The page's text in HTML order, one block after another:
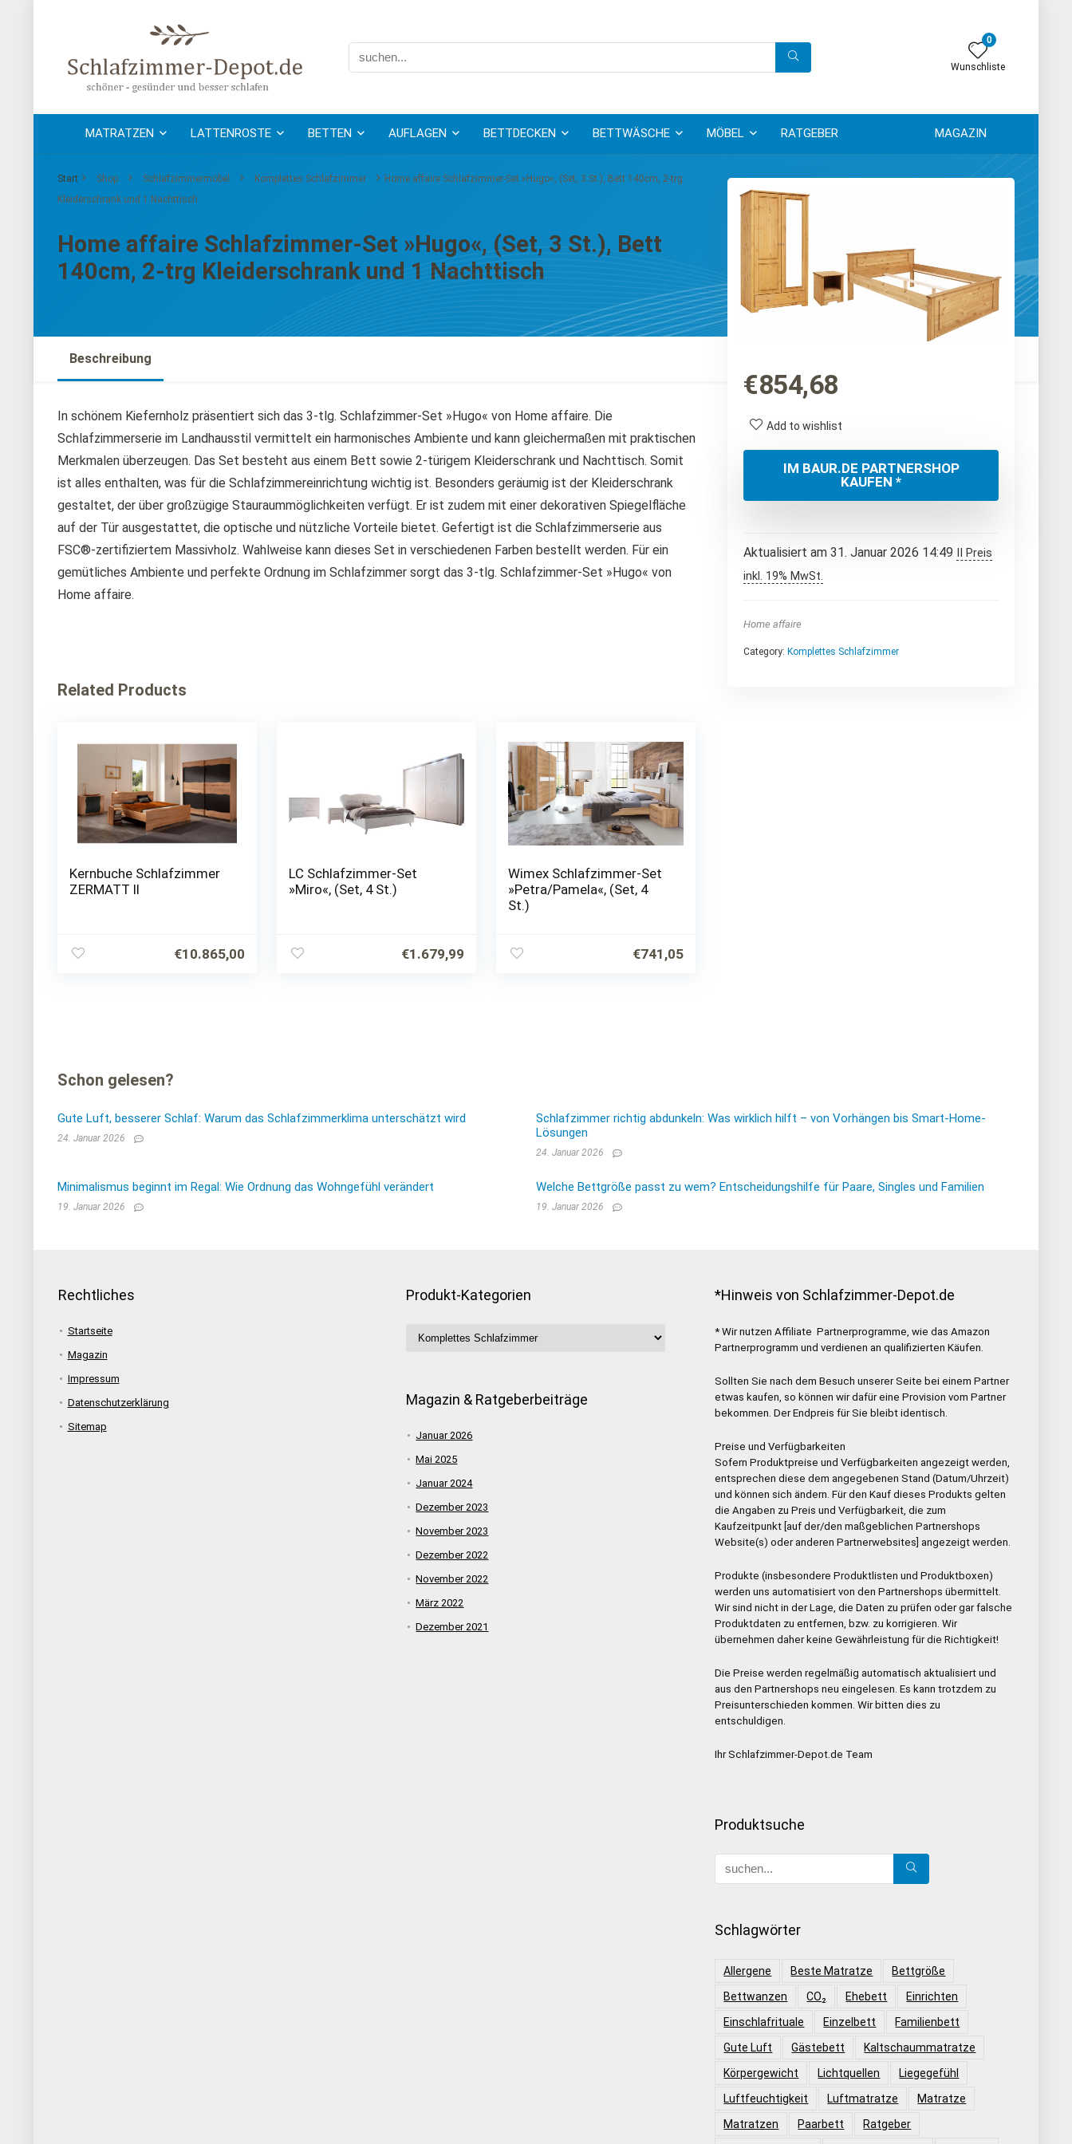
0
Wunschliste
MATRATZEN LATTENROSTE BETTEN AUFLAGEN BETTDECKEN BETTWÄSCHE MÖBEL RATGEBER MAGAZIN
Start Shop Schlafzimmermöbel Komplettes Schlafzimmer
Home affaire Schlafzimmer-Set »Hugo«, (Set, 3 St.), Bett 140cm, 2-trg
Kleiderschrank und 1 Nachttisch
Home affaire Schlafzimmer-Set »Hugo«, (Set, 3 St.), Bett
140cm, 2-trg Kleiderschrank und 1 Nachttisch
€854,68
Add to wishlist
IM BAUR.DE PARTNERSHOP
KAUFEN *
Aktualisiert am 31. Januar 2026 14:49
II Preis
inkl. 19% MwSt.
Home affaire
Category: Komplettes Schlafzimmer
Beschreibung
In schönem Kiefernholz präsentiert sich das 3-tlg. Schlafzimmer-Set »Hugo« von Home affaire. Die
Schlafzimmerserie im Landhausstil vermittelt ein harmonisches Ambiente und kann gleichermaßen mit praktischen
Merkmalen überzeugen. Das Set besteht aus einem Bett sowie 2-türigem Kleiderschrank und Nachttisch. Somit
ist alles enthalten, was für die Schlafzimmereinrichtung wichtig ist. Besonders geräumig ist der Kleiderschrank
gestaltet, der über großzügige Stauraummöglichkeiten verfügt. Er ist zudem mit einer dekorativen Spiegelfläche
auf der Tür ausgestattet, die optische und nützliche Vorteile bietet. Gefertigt ist die Schlafzimmerserie aus
FSC®-zertifiziertem Massivholz. Wahlweise kann dieses Set in verschiedenen Farben bestellt werden. Für ein
gemütliches Ambiente und perfekte Ordnung im Schlafzimmer sorgt das 3-tlg. Schlafzimmer-Set »Hugo« von
Home affaire.
Related Products
Kernbuche Schlafzimmer
ZERMATT II
€10.865,00
LC Schlafzimmer-Set
»Miro«, (Set, 4 St.)
€1.679,99
Wimex Schlafzimmer-Set
»Petra/Pamela«, (Set, 4
St.)
€741,05
Schon gelesen?
Gute Luft, besserer Schlaf: Warum das Schlafzimmerklima unterschätzt wird
24. Januar 2026
Schlafzimmer richtig abdunkeln: Was wirklich hilft – von Vorhängen bis Smart-Home-
Lösungen
24. Januar 2026
Minimalismus beginnt im Regal: Wie Ordnung das Wohngefühl verändert
19. Januar 2026
Welche Bettgröße passt zu wem? Entscheidungshilfe für Paare, Singles und Familien
19. Januar 2026
Rechtliches
Startseite
Magazin
Impressum
Datenschutzerklärung
Sitemap
Produkt-Kategorien
Magazin & Ratgeberbeiträge
Januar 2026
Mai 2025
Januar 2024
Dezember 2023
November 2023
Dezember 2022
November 2022
März 2022
Dezember 2021
*Hinweis von Schlafzimmer-Depot.de
* Wir nutzen Affiliate Partnerprogramme, wie das Amazon
Partnerprogramm und verdienen an qualifizierten Käufen.
Sollten Sie nach dem Besuch unserer Seite bei einem Partner
etwas kaufen, so können wir dafür eine Provision vom Partner
bekommen. Der Endpreis für Sie bleibt identisch.
Preise und Verfügbarkeiten
Sofern Produktpreise und Verfügbarkeiten angezeigt werden,
entsprechen diese dem angegebenen Stand (Datum/Uhrzeit)
und können sich ändern. Für den Kauf dieses Produkts gelten
die Angaben zu Preis und Verfügbarkeit, die zum
Kaufzeitpunkt [auf der/den maßgeblichen Partnershops
Website(s) oder anderen Partnerwebsites] angezeigt werden.
Produkte (insbesondere Produktlisten und Produktboxen)
werden uns automatisiert von den Partnershops übermittelt.
Wir sind nicht in der Lage, die Daten zu prüfen oder gar falsche
Produktdaten zu entfernen, bzw. zu korrigieren. Wir
übernehmen daher keine Gewährleistung für die Richtigkeit!
Die Preise werden regelmäßig automatisch aktualisiert und
aus den Partnershops neu eingelesen. Es kann trotzdem zu
Preisunterschieden kommen. Wir bitten dies zu
entschuldigen.
Ihr Schlafzimmer-Depot.de Team
Produktsuche
Schlagwörter
Allergene Beste Matratze
Bettgröße
Bettwanzen
CO₂ Ehebett
Einrichten
Einschlafrituale
Einzelbett
Familienbett
Gute Luft
Gästebett
Kaltschaummatratze
Körpergewicht
Lichtquellen
Liegegefühl
Luftfeuchtigkeit
Luftmatratze
Matratze
Matratzen
Paarbett
Ratgeber